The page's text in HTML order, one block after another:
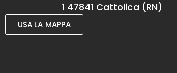
1 47841 Cattolica (RN)
USA LA MAPPA